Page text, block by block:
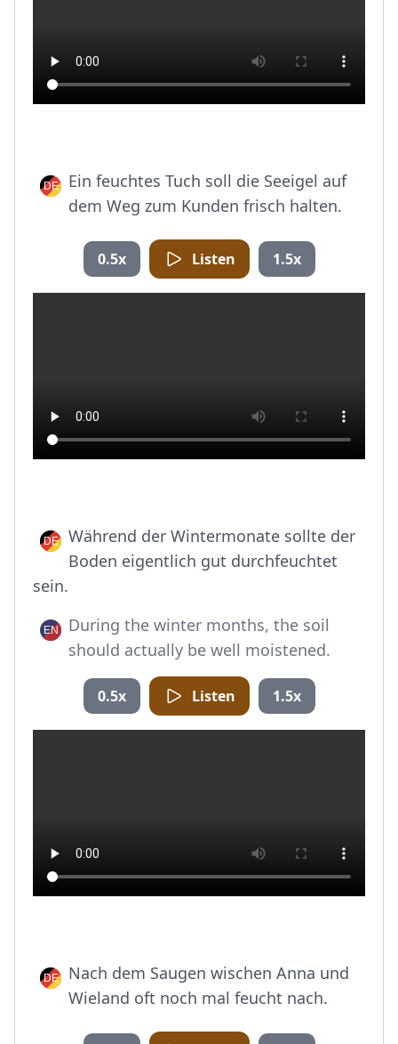
Ein feuchtes Tuch soll die Seeigel auf
dem Weg zum Kunden frisch halten.
0.5x Listen 1.5x
Während der Wintermonate sollte der
Boden eigentlich gut durchfeuchtet
sein.
During the winter months, the soil
should actually be well moistened.
0.5x Listen 1.5x
Nach dem Saugen wischen Anna und
Wieland oft noch mal feucht nach.